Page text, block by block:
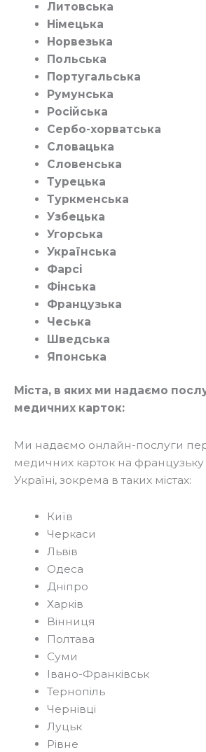
Литовська
Німецька
Норвезька
Польська
Португальська
Румунська
Російська
Сербо-хорватська
Словацька
Словенська
Турецька
Туркменська
Узбецька
Угорська
Українська
Фарсі
Фінська
Французька
Чеська
Шведська
Японська
Міста, в яких ми надаємо
медичних карток:
Ми надаємо онлайн-послуги
медичних карток на французьку
Україні, зокрема в таких містах:
Київ
Черкаси
Львів
Одеса
Дніпро
Харків
Вінниця
Полтава
Суми
Івано-Франківськ
Тернопіль
Чернівці
Луцьк
Рівне